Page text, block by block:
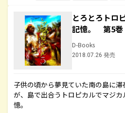
とろとろトロ
記憶。 第5巻
D-Books
2018.07.26 発売
子供の頃から夢見ていた南の島に
が、島で出合うトロピカルでマジ
憶。